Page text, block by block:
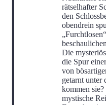
DC Black
Drama(6)
Enemies-to-
Escape(1)
Fantasy
rätselhafter
den
obendrein
Die
die Spur
von
getarnt unter
kommen sie?
mystische